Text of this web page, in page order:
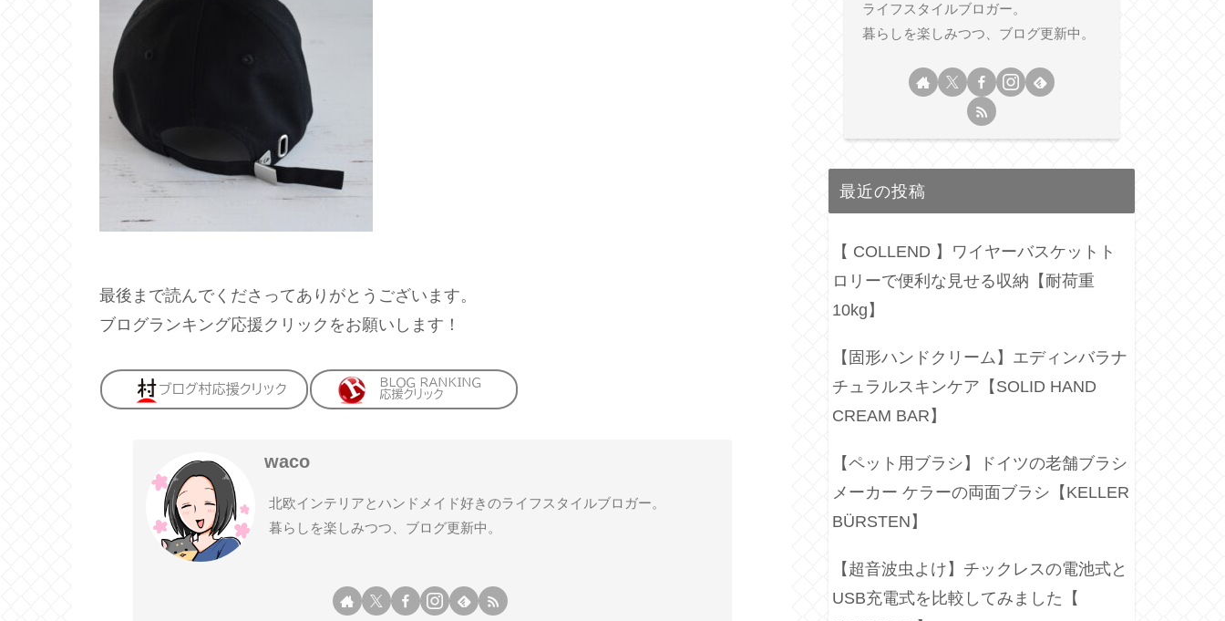
最後まで読んでくださってありがとうございます。
ブログランキング応援クリックをお願いします！
waco
北欧インテリアとハンドメイド好きのライフスタイルブロガー。
暮らしを楽しみつつ、ブログ更新中。
ライフスタイルブロガー。
暮らしを楽しみつつ、ブログ更新中。
最近の投稿
【 COLLEND 】ワイヤーバスケットト
ロリーで便利な見せる収納【耐荷重
10kg】
【固形ハンドクリーム】エディンバラナ
チュラルスキンケア【SOLID HAND
CREAM BAR】
【ペット用ブラシ】ドイツの老舗ブラシ
メーカー ケラーの両面ブラシ【KELLER
BÜRSTEN】
【超音波虫よけ】チックレスの電池式と
USB充電式を比較してみました【